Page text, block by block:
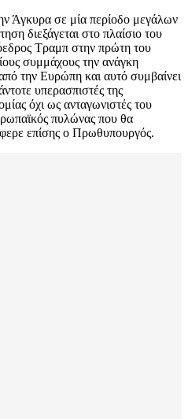
Άγκυρα σε μία περίοδο μεγάλων
διεξάγεται στο πλαίσιο του
Τραμπ στην πρώτη του
συμμάχους την ανάγκη
την Ευρώπη και αυτό συμβαίνει
υπερασπιστές της
όχι ως ανταγωνιστές του
πυλώνας που θα
επίσης ο Πρωθυπουργός.